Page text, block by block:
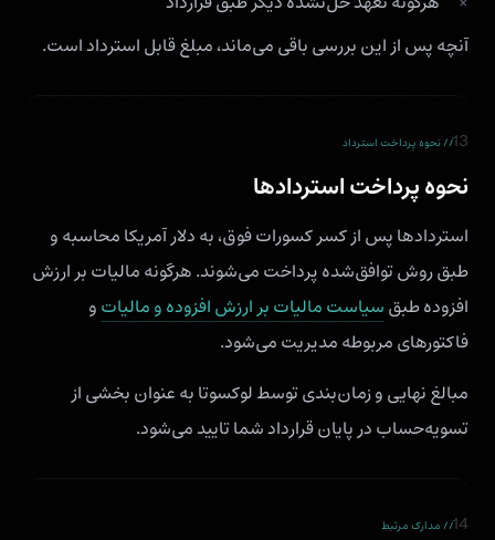
آنچه پس از این بررسی باقی می‌ماند، مبلغ قابل استرداد است.
13// نحوه پرداخت استرداد
نحوه پرداخت استردادها
استردادها پس از کسر کسورات فوق، به دلار آمریکا محاسبه و
طبق روش توافق‌شده پرداخت می‌شوند. هرگونه مالیات بر ارزش
افزوده طبق سیاست مالیات بر ارزش افزوده و مالیات و
فاکتورهای مربوطه مدیریت می‌شود.
مبالغ نهایی و زمان‌بندی توسط لوکسوتا به عنوان بخشی از
تسویه‌حساب در پایان قرارداد شما تایید می‌شود.
14// مدارک مرتبط